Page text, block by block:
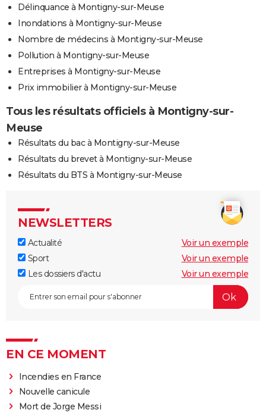
Délinquance à Montigny-sur-Meuse
Inondations à Montigny-sur-Meuse
Nombre de médecins à Montigny-sur-Meuse
Pollution à Montigny-sur-Meuse
Entreprises à Montigny-sur-Meuse
Prix immobilier à Montigny-sur-Meuse
Tous les résultats officiels à Montigny-sur-
Meuse
Résultats du bac à Montigny-sur-Meuse
Résultats du brevet à Montigny-sur-Meuse
Résultats du BTS à Montigny-sur-Meuse
NEWSLETTERS
Actualité
Voir un exemple
Sport
Voir un exemple
Les dossiers d'actu
Voir un exemple
EN CE MOMENT
Incendies en France
Nouvelle canicule
Mort de Jorge Messi